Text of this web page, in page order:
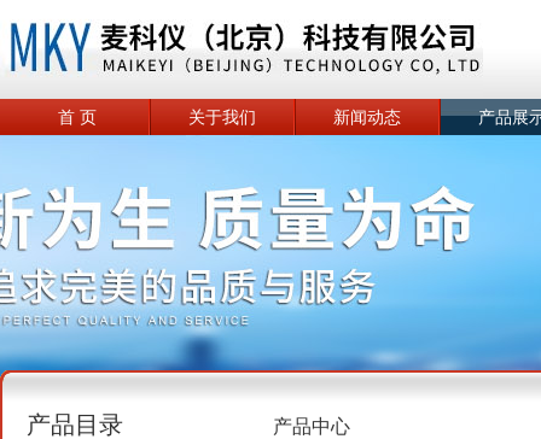
首 页 关于我们 新闻动态 产品展
产品目录 产品中心